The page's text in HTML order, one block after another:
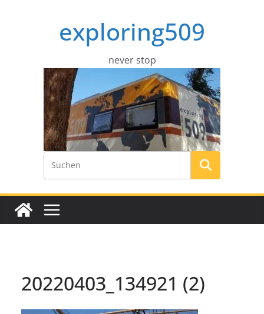
exploring509
never stop
20220403_134921 (2)